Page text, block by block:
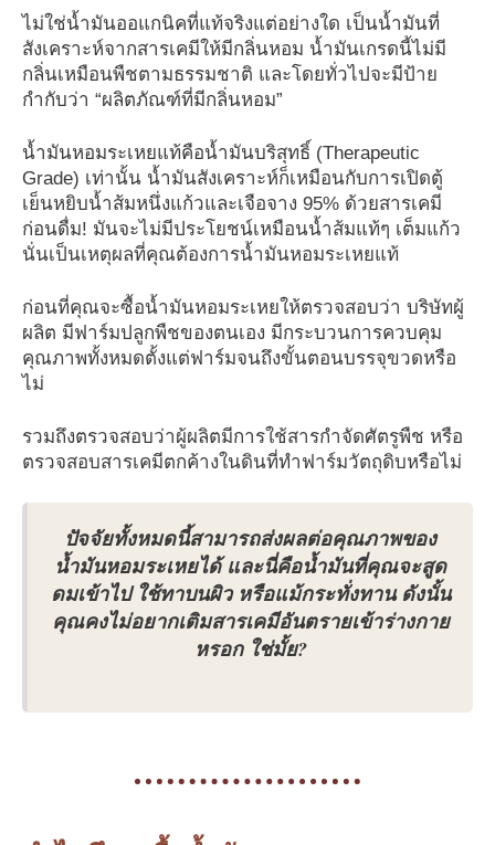
ไม่ใช่น้ำมันออแกนิคที่แท้จริงแต่อย่างใด เป็นน้ำมันที่
สังเคราะห์จากสารเคมีให้มีกลิ่นหอม น้ำมันเกรดนี้ไม่มี
กลิ่นเหมือนพืชตามธรรมชาติ และโดยทั่วไปจะมีป้าย
กำกับว่า “ผลิตภัณฑ์ที่มีกลิ่นหอม”
น้ำมันหอมระเหยแท้คือน้ำมันบริสุทธิ์ (Therapeutic
Grade) เท่านั้น น้ำมันสังเคราะห์ก็เหมือนกับการเปิดตู้
เย็นหยิบน้ำส้มหนึ่งแก้วและเจือจาง 95% ด้วยสารเคมี
ก่อนดื่ม! มันจะไม่มีประโยชน์เหมือนน้ำส้มแท้ๆ เต็มแก้ว
นั่นเป็นเหตุผลที่คุณต้องการน้ำมันหอมระเหยแท้
ก่อนที่คุณจะซื้อน้ำมันหอมระเหยให้ตรวจสอบว่า บริษัทผู้
ผลิต มีฟาร์มปลูกพืชของตนเอง มีกระบวนการควบคุม
คุณภาพทั้งหมดตั้งแต่ฟาร์มจนถึงขั้นตอนบรรจุขวดหรือ
ไม่
รวมถึงตรวจสอบว่าผู้ผลิตมีการใช้สารกำจัดศัตรูพืช หรือ
ตรวจสอบสารเคมีตกค้างในดินที่ทำฟาร์มวัตถุดิบหรือไม่
ปัจจัยทั้งหมดนี้สามารถส่งผลต่อคุณภาพของ
น้ำมันหอมระเหยได้ และนี่คือน้ำมันที่คุณจะสูด
ดมเข้าไป ใช้ทาบนผิว หรือแม้กระทั่งทาน ดังนั้น
คุณคงไม่อยากเติมสารเคมีอันตรายเข้าร่างกาย
หรอก ใช่มั้ย?